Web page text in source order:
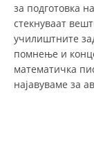
ПРОЕКТИ –
за подготовка
стекнуваат
училиштните
помнење и
математичка
најавуваме за